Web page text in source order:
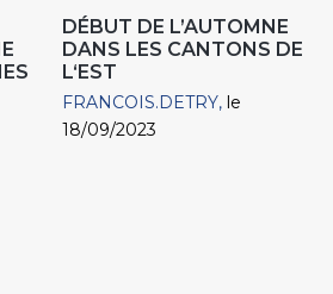
DÉBUT DE L’AUTOMNE
DANS LES CANTONS DE
L‘EST
FRANCOIS.DETRY le
18/09/2023